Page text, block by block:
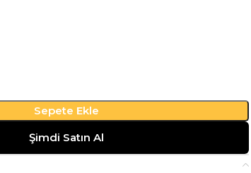
Sepete Ekle
Şimdi Satın Al